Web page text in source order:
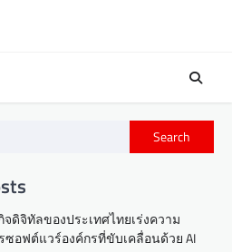
Search
จดิจิทัลของประเทศไทยเร่งความ
ซอฟต์แวร์องค์กรที่ขับเคลื่อนด้วย AI